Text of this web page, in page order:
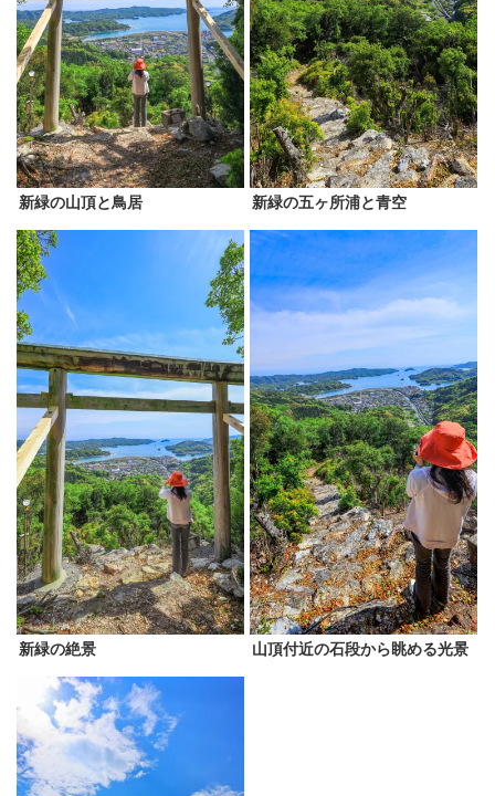
新緑の山頂と鳥居 新緑の五ヶ所浦と青空
新緑の絶景 山頂付近の石段から眺める光景